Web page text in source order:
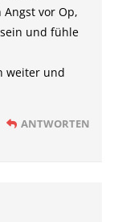
vor Op,
und fühle
weiter und
ANTWORTEN